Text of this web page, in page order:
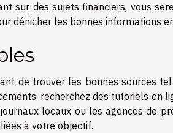
sur des sujets financiers, vous
dénicher les bonnes informations
de trouver les bonnes sources
recherchez des tutoriels en
locaux ou les agences de
à votre objectif.